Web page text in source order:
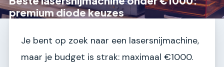
premium diode keuzes
Je bent op zoek naar een lasersnijmachine,
maar je budget is strak: maximaal €1000.